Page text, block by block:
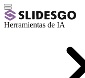
Herramientas de IA